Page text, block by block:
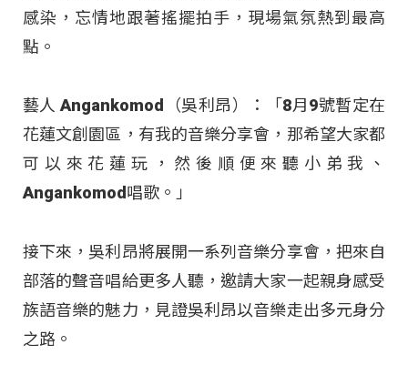
感染，忘情地跟著搖擺拍手，現場氣氛熱到最高
點。
藝人 Angankomod（吳利昂）：「8月9號暫定在
花蓮文創園區，有我的音樂分享會，那希望大家都
可以來花蓮玩，然後順便來聽小弟我、
Angankomod唱歌。」
接下來，吳利昂將展開一系列音樂分享會，把來自
部落的聲音唱給更多人聽，邀請大家一起親身感受
族語音樂的魅力，見證吳利昂以音樂走出多元身分
之路。